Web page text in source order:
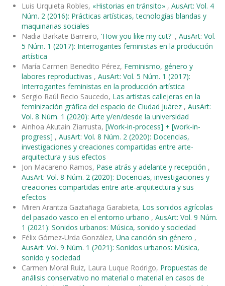
Luis Urquieta Robles, «Historias en tránsito» , AusArt: Vol. 4
Núm. 2 (2016): Prácticas artísticas, tecnologías blandas y
maquinarias sociales
Nadia Barkate Barreiro, 'How you like my cut?' , AusArt: Vol.
5 Núm. 1 (2017): Interrogantes feministas en la producción
artística
María Carmen Benedito Pérez, Feminismo, género y
labores reproductivas , AusArt: Vol. 5 Núm. 1 (2017):
Interrogantes feministas en la producción artística
Sergio Raúl Recio Saucedo, Las artistas callejeras en la
feminización gráfica del espacio de Ciudad Juárez , AusArt:
Vol. 8 Núm. 1 (2020): Arte y/en/desde la universidad
Ainhoa Akutain Ziarrusta, [Work-in-process] + [work-in-
progress] , AusArt: Vol. 8 Núm. 2 (2020): Docencias,
investigaciones y creaciones compartidas entre arte-
arquitectura y sus efectos
Jon Macareno Ramos, Pase atrás y adelante y recepción ,
AusArt: Vol. 8 Núm. 2 (2020): Docencias, investigaciones y
creaciones compartidas entre arte-arquitectura y sus
efectos
Miren Arantza Gaztañaga Garabieta, Los sonidos agrícolas
del pasado vasco en el entorno urbano , AusArt: Vol. 9 Núm.
1 (2021): Sonidos urbanos: Música, sonido y sociedad
Félix Gómez-Urda González, Una canción sin género ,
AusArt: Vol. 9 Núm. 1 (2021): Sonidos urbanos: Música,
sonido y sociedad
Carmen Moral Ruiz, Laura Luque Rodrigo, Propuestas de
análisis conservativo no material o material en casos de